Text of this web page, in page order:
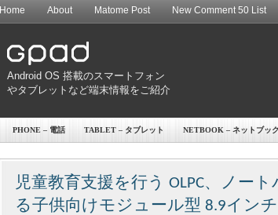
Home About Matome Post New Comment 50 List
Android OS 搭載のスマートフォン
やタブレットなど端末情報をご紹介
PHONE – 電話 TABLET – タブレット NETBOOK – ネットブック
児童教育支援を行う OLPC、ノー
る子供向けモジュール型 8.9イン